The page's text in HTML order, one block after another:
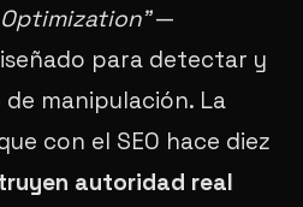
—
para detectar y
manipulación. La
con el SEO hace diez
autoridad real